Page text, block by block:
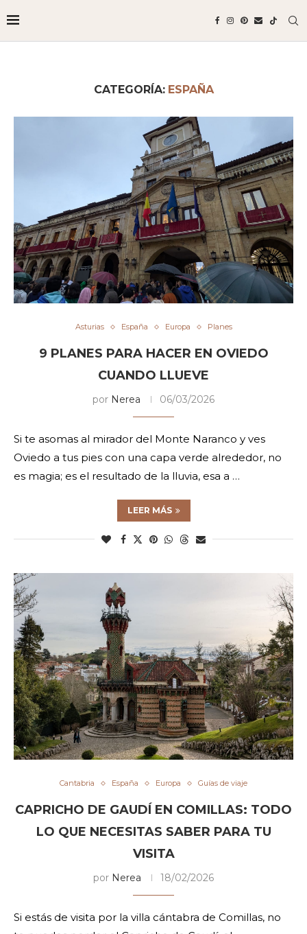
CATEGORÍA: ESPAÑA
Asturias España Europa Planes
9 PLANES PARA HACER EN OVIEDO
CUANDO LLUEVE
por Nerea 06/03/2026
Si te asomas al mirador del Monte Naranco y ves
Oviedo a tus pies con una capa verde alrededor, no
es magia; es el resultado de la lluvia, esa a …
LEER MÁS
Cantabria España Europa Guías de viaje
CAPRICHO DE GAUDÍ EN COMILLAS: TODO
LO QUE NECESITAS SABER PARA TU
VISITA
por Nerea 18/02/2026
Si estás de visita por la villa cántabra de Comillas, no